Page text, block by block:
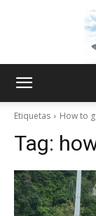
Etiquetas How to
Tag: